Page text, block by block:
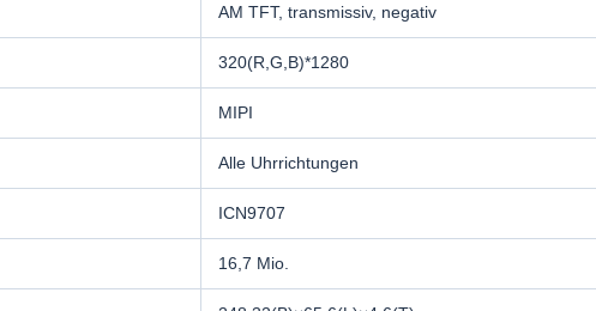
AM TFT, transmissiv, negativ
320(R,G,B)*1280
MIPI
Alle Uhrrichtungen
ICN9707
16,7 Mio.